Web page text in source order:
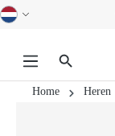
Home Heren